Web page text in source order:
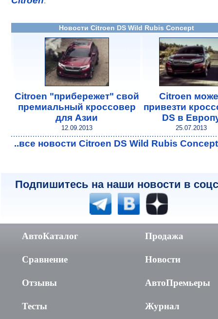
Новости Citroen DS Wild Rubis Concept
Citroen "прибережет" свой
премиальный кроссовер
для Азии
12.09.2013
Citroen
привезти
DS в
25.07.2013
..все новости Citroen DS Wild Rubis
Подпишитесь на наши новости в
АвтоКаталог
Сравнение
Отзывы
Тесты
Продажа
Новости
АвтоПремьеры
Журнал